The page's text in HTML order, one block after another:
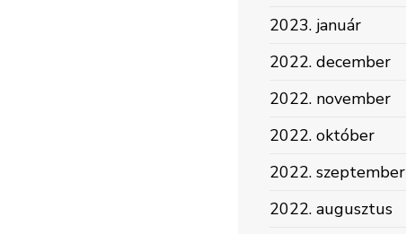
2023. január
2022. december
2022. november
2022. október
2022. szeptember
2022. augusztus